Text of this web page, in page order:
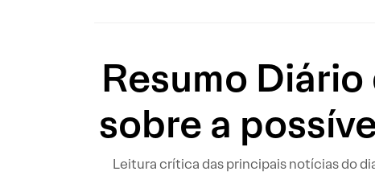
Resumo
sobre a
Leitura crítica das principais notícias do